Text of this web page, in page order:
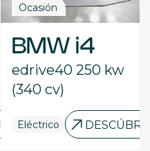
Ocasión
BMW i4
edrive40 250 kw
(340 cv)
Eléctrico